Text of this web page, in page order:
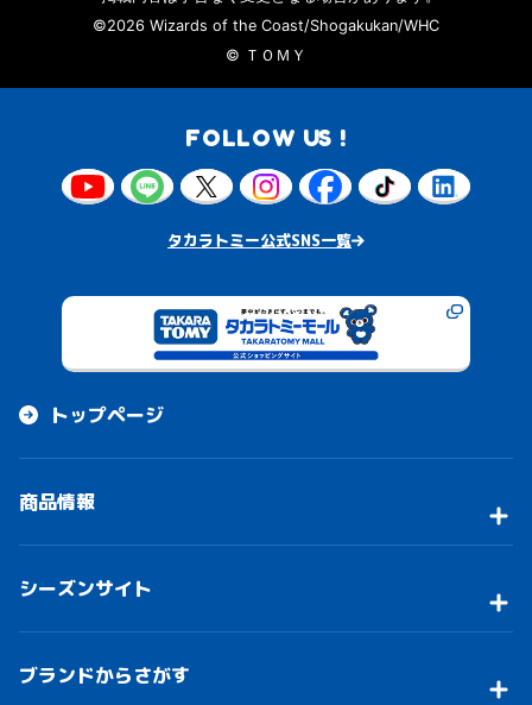
©2026 Wizards of the Coast/Shogakukan/WHC
© ＴＯＭＹ
FOLLOW US !
タカラトミー公式SNS一覧
トップページ
商品情報
シーズンサイト
ブランドからさがす